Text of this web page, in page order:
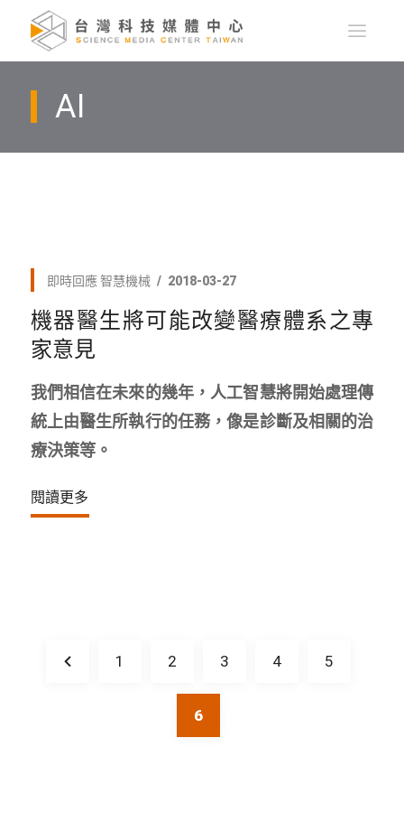
AI
即時回應 智慧機械 2018-03-27
機器醫生將可能改變醫療體系之專
家意見
我們相信在未來的幾年，人工智慧將開始處理傳
統上由醫生所執行的任務，像是診斷及相關的治
療決策等。
閱讀更多
1 2 3 4 5
6